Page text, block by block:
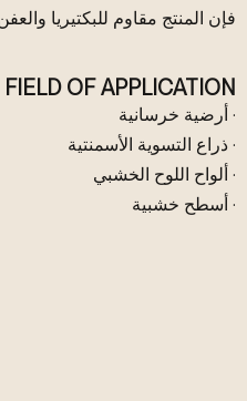
فإن المنتج مقاوم للبكتيريا والعفن
FIELD OF APPLICATION
· أرضية خرسانية
· ذراع التسوية الأسمنتية
· ألواح اللوح الخشبي
· أسطح خشبية